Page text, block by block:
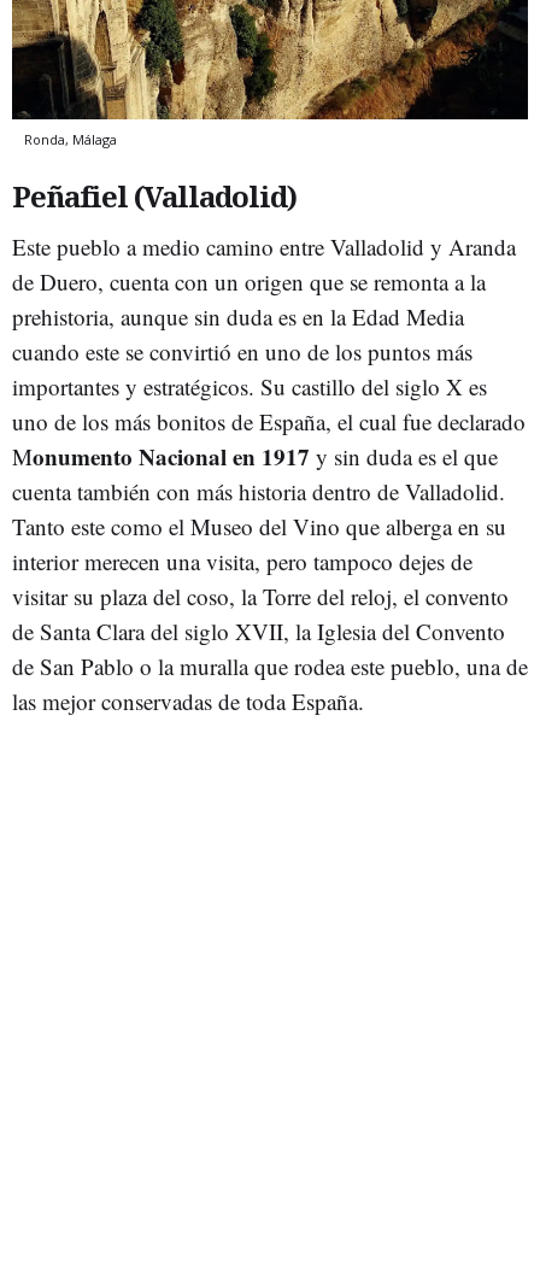
Ronda, Málaga
Peñafiel (Valladolid)
Este pueblo a medio camino entre Valladolid y Aranda
de Duero, cuenta con un origen que se remonta a la
prehistoria, aunque sin duda es en la Edad Media
cuando este se convirtió en uno de los puntos más
importantes y estratégicos. Su castillo del siglo X es
uno de los más bonitos de España, el cual fue declarado
Monumento Nacional en 1917 y sin duda es el que
cuenta también con más historia dentro de Valladolid.
Tanto este como el Museo del Vino que alberga en su
interior merecen una visita, pero tampoco dejes de
visitar su plaza del coso, la Torre del reloj, el convento
de Santa Clara del siglo XVII, la Iglesia del Convento
de San Pablo o la muralla que rodea este pueblo, una de
las mejor conservadas de toda España.